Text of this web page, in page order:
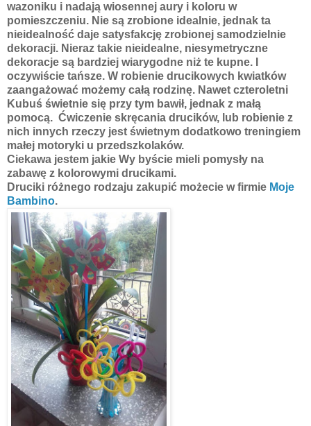
wazoniku i nadają wiosennej aury i koloru w
pomieszczeniu. Nie są zrobione idealnie, jednak ta
nieidealność daje satysfakcję zrobionej samodzielnie
dekoracji. Nieraz takie nieidealne, niesymetryczne
dekoracje są bardziej wiarygodne niż te kupne. I
oczywiście tańsze. W robienie drucikowych kwiatków
zaangażować możemy całą rodzinę. Nawet czteroletni
Kubuś świetnie się przy tym bawił, jednak z małą
pomocą. Ćwiczenie skręcania drucików, lub robienie z
nich innych rzeczy jest świetnym dodatkowo treningiem
małej motoryki u przedszkolaków.
Ciekawa jestem jakie Wy byście mieli pomysły na
zabawę z kolorowymi drucikami.
Druciki różnego rodzaju zakupić możecie w firmie Moje
Bambino.